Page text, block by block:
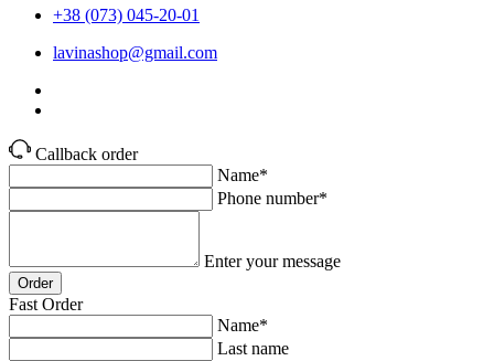
+38 (073) 045-20-01
lavinashop@gmail.com
Callback order
Name*
Phone number*
Enter your message
Order
Fast Order
Name*
Last name